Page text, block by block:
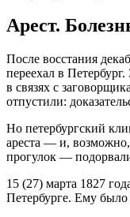
Арест.
После восстания
переехал в
в связях с
отпустили:
Но петербургский
ареста — и,
прогулок —
15 (27) марта 1827
Петербурге. Ему было